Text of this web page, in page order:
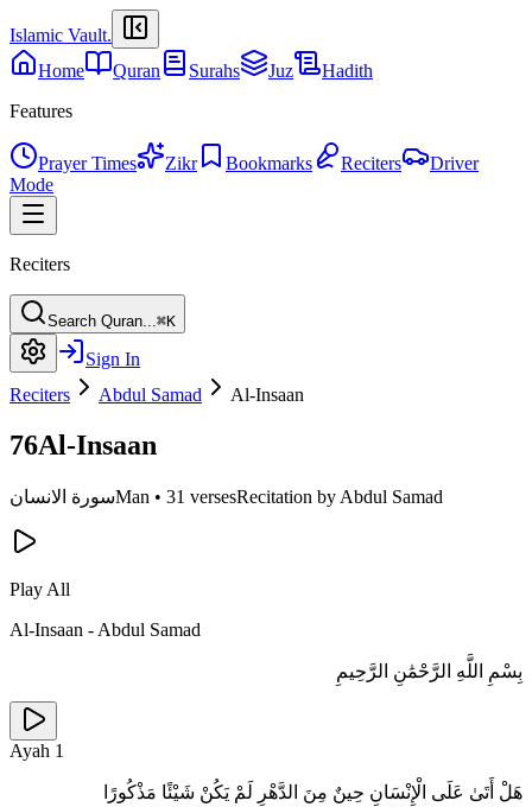
Islamic Vault.
Home
Quran Surahs Juz
Hadith
Features
Prayer Times Zikr Bookmarks Reciters
Driver
Mode
Reciters
Search Quran...⌘K
Sign In
Reciters
Abdul Samad Al-Insaan
76Al-Insaan
سورة الانسانMan • 31 versesRecitation by Abdul Samad
Play All
Al-Insaan - Abdul Samad
بِسْمِ اللَّهِ الرَّحْمَٰنِ الرَّحِيمِ
Ayah 1
هَلْ أَتَىٰ عَلَى الْإِنْسَانِ حِينٌ مِنَ الدَّهْرِ لَمْ يَكُنْ شَيْئًا مَذْكُورًا